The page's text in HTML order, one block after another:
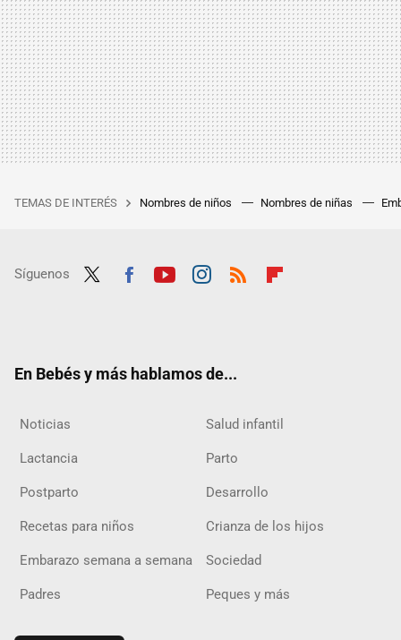
TEMAS DE INTERÉS Nombres de niños Nombres de niñas
Síguenos
En Bebés y más hablamos de...
Noticias Salud infantil
Lactancia Parto
Postparto Desarrollo
Recetas para niños Crianza de los hijos
Embarazo semana a semana Sociedad
Padres Peques y más